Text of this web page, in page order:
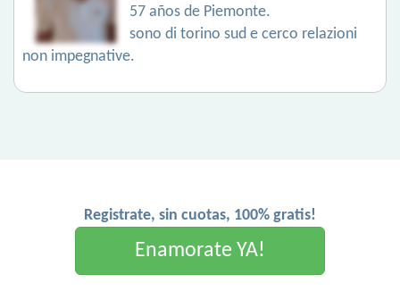
57 años de Piemonte.
sono di torino sud e cerco relazioni
non impegnative.
Registrate, sin cuotas, 100% gratis!
Enamorate YA!